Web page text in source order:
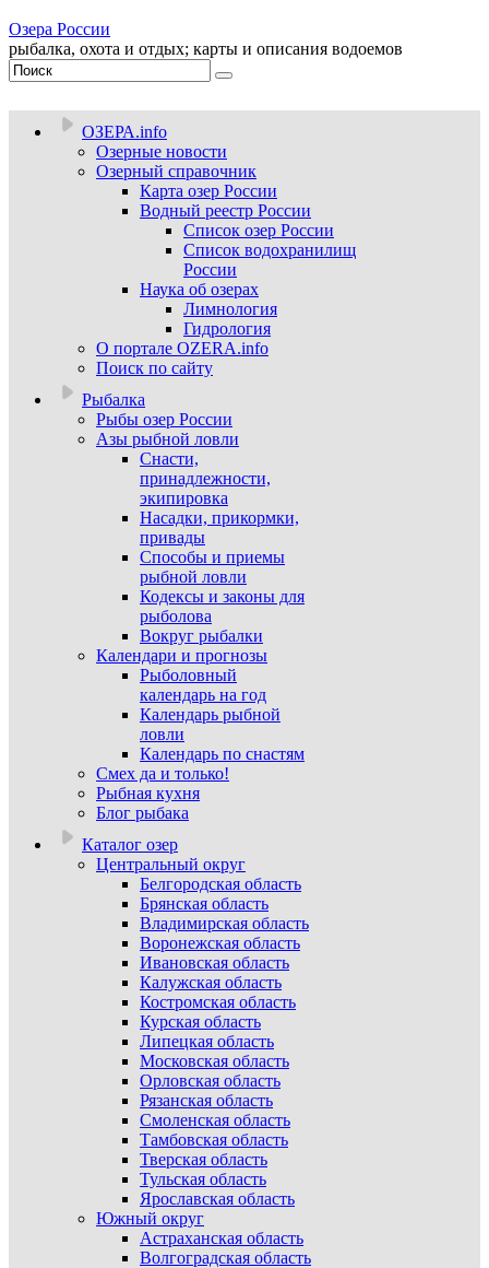
Озера России
рыбалка, охота и отдых; карты и описания водоемов
ОЗЕРА.info
Озерные новости
Озерный справочник
Карта озер России
Водный реестр России
Список озер России
Список водохранилищ
России
Наука об озерах
Лимнология
Гидрология
О портале OZERA.info
Поиск по сайту
Рыбалка
Рыбы озер России
Азы рыбной ловли
Снасти,
принадлежности,
экипировка
Насадки, прикормки,
привады
Способы и приемы
рыбной ловли
Кодексы и законы для
рыболова
Вокруг рыбалки
Календари и прогнозы
Рыболовный
календарь на год
Календарь рыбной
ловли
Календарь по снастям
Смех да и только!
Рыбная кухня
Блог рыбака
Каталог озер
Центральный округ
Белгородская область
Брянская область
Владимирская область
Воронежская область
Ивановская область
Калужская область
Костромская область
Курская область
Липецкая область
Московская область
Орловская область
Рязанская область
Смоленская область
Тамбовская область
Тверская область
Тульская область
Ярославская область
Южный округ
Астраханская область
Волгоградская область